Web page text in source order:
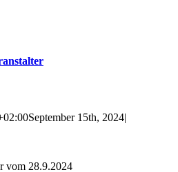
September 15th, 2024|